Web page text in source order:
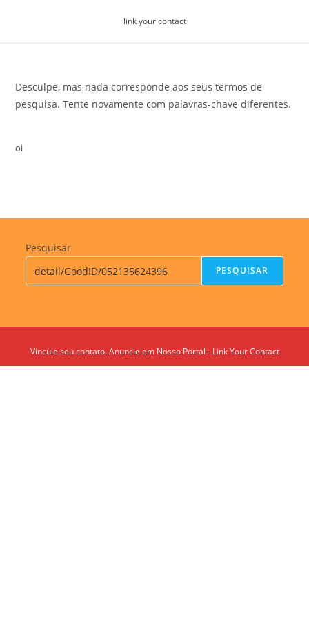
link your contact
Desculpe, mas nada corresponde aos seus termos de
pesquisa. Tente novamente com palavras-chave diferentes.
oi
Pesquisar
PESQUISAR
Vincule seu contato. Anuncie em Nosso Portal - Link Your Contact